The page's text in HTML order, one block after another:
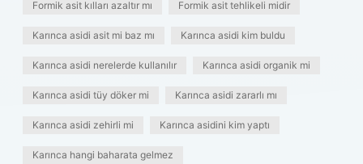
Formik asit kılları azaltır mı Formik asit tehlikeli midir
Karınca asidi asit mi baz mı Karınca asidi kim buldu
Karınca asidi nerelerde kullanılır Karınca asidi organik mi
Karınca asidi tüy döker mi Karınca asidi zararlı mı
Karınca asidi zehirli mi Karınca asidini kim yaptı
Karınca hangi baharata gelmez